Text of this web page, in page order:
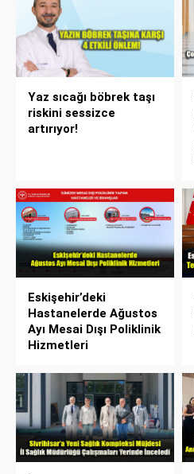
Yaz sıcağı böbrek taşı
riskini sessizce
artırıyor!
Eskişehir’deki
Hastanelerde Ağustos
Ayı Mesai Dışı Poliklinik
Hizmetleri